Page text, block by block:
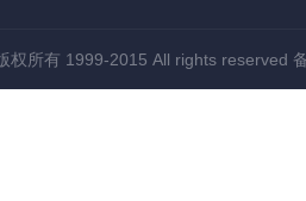
权所有 1999-2015 All rights reserved